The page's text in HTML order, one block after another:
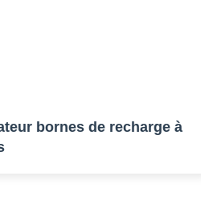
bornes de recharge à